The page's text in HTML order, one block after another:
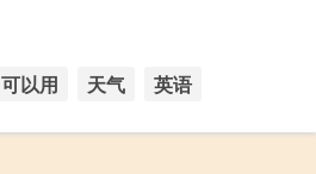
可以用 天气 英语